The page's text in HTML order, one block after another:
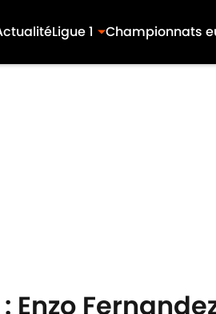
Ligue 1 Championnats
: Enzo